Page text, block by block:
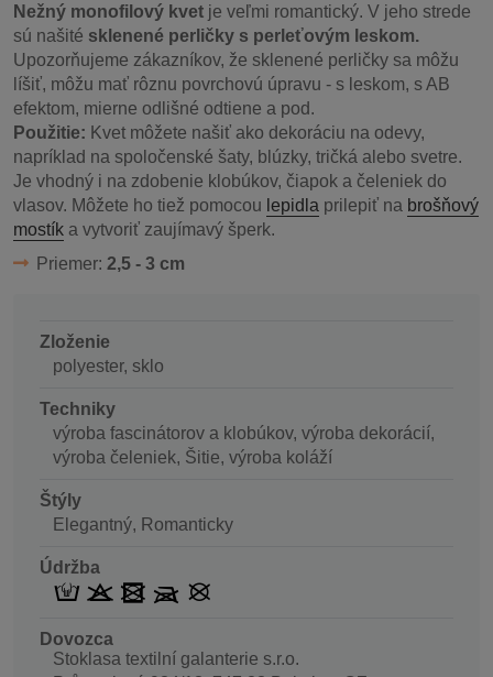
Nežný monofilový kvet je veľmi romantický. V jeho strede
sú našité sklenené perličky s perleťovým leskom.
Upozorňujeme zákazníkov, že sklenené perličky sa môžu
líšiť, môžu mať rôznu povrchovú úpravu - s leskom, s AB
efektom, mierne odlišné odtiene a pod.
Použitie: Kvet môžete našiť ako dekoráciu na odevy,
napríklad na spoločenské šaty, blúzky, tričká alebo svetre.
Je vhodný i na zdobenie klobúkov, čiapok a čeleniek do
vlasov. Môžete ho tiež pomocou lepidla prilepiť na brošňový
mostík a vytvoriť zaujímavý šperk.
Priemer: 2,5 - 3 cm
Zloženie
polyester, sklo
Techniky
výroba fascinátorov a klobúkov, výroba dekorácií,
výroba čeleniek, Šitie, výroba koláží
Štýly
Elegantný, Romanticky
Údržba
Dovozca
Stoklasa textilní galanterie s.r.o.